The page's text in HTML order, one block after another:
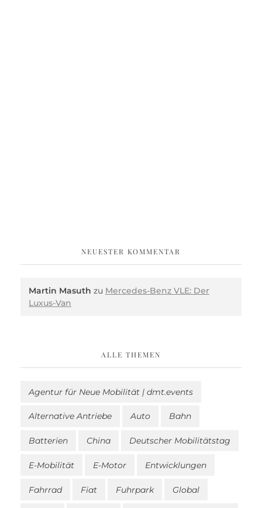
NEUESTER KOMMENTAR
Martin Masuth zu Mercedes-Benz VLE: Der
Luxus-Van
ALLE THEMEN
Agentur für Neue Mobilität | dmt.events
Alternative Antriebe Auto Bahn
Batterien China Deutscher Mobilitätstag
E-Mobilität E-Motor Entwicklungen
Fahrrad Fiat Fuhrpark Global